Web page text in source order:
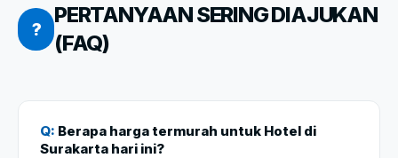
?
PERTANYAAN SERING DIAJUKAN
(FAQ)
Q: Berapa harga termurah untuk Hotel di
Surakarta hari ini?